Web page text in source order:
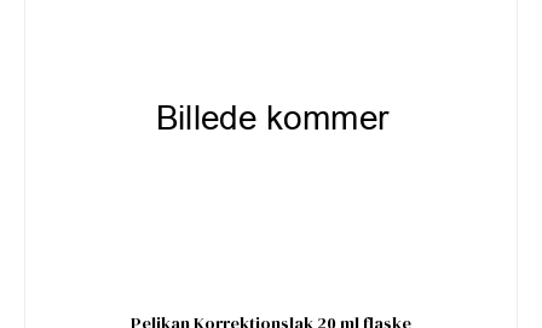
Pelikan Korrektionslak 20 ml flaske